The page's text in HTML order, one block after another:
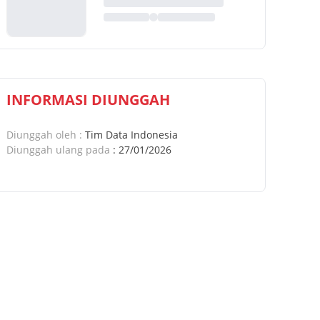
INFORMASI DIUNGGAH
Diunggah oleh : Tim Data Indonesia
Diunggah ulang pada : 27/01/2026